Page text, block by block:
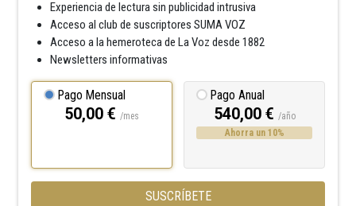
Experiencia de lectura sin publicidad intrusiva
Acceso al club de suscriptores SUMA VOZ
Acceso a la hemeroteca de La Voz desde 1882
Newsletters informativas
Pago Mensual
50,00 € /mes
Pago Anual
540,00 € /año
Ahorra un 10%
SUSCRÍBETE